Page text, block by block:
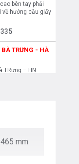
bên tay phải
về hướng cầu giấy
TRƯNG - HÀ
TRưng – HN
mm